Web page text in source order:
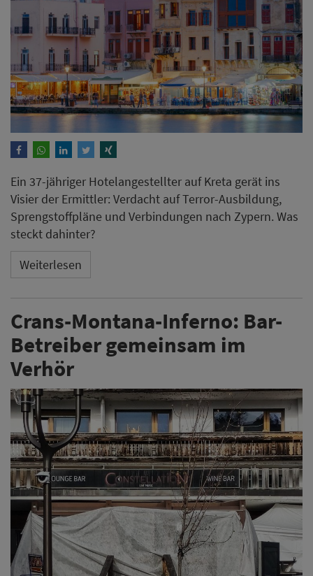
Ein 37-jähriger Hotelangestellter auf Kreta gerät ins
Visier der Ermittler: Verdacht auf Terror-Ausbildung,
Sprengstoffpläne und Verbindungen nach Zypern. Was
steckt dahinter?
Weiterlesen
Crans-Montana-Inferno: Bar-
Betreiber gemeinsam im
Verhör